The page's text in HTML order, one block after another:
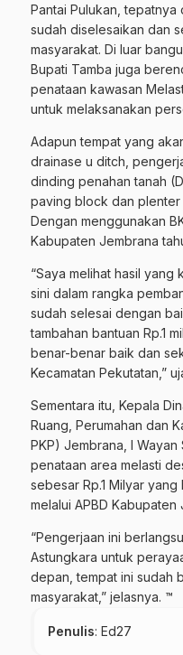
Pantai Pulukan,
sudah diselesaikan dan
masyarakat. Di luar
Bupati Tamba juga
penataan kawasan
untuk melaksanakan
Adapun tempat yang
drainase u ditch,
dinding penahan tanah
paving block dan
Dengan menggunakan
Kabupaten Jembrana
“Saya melihat hasil
sini dalam rangka
sudah selesai dengan
tambahan bantuan Rp.1
benar-benar baik dan
Kecamatan Pekutatan,”
Sementara itu, Kepala
Ruang, Perumahan dan
PKP) Jembrana, I
penataan area melasti
sebesar Rp.1 Milyar
melalui APBD
“Pengerjaan ini
Astungkara untuk
depan, tempat ini sudah
masyarakat,” jelasnya. ™
Penulis: Ed27